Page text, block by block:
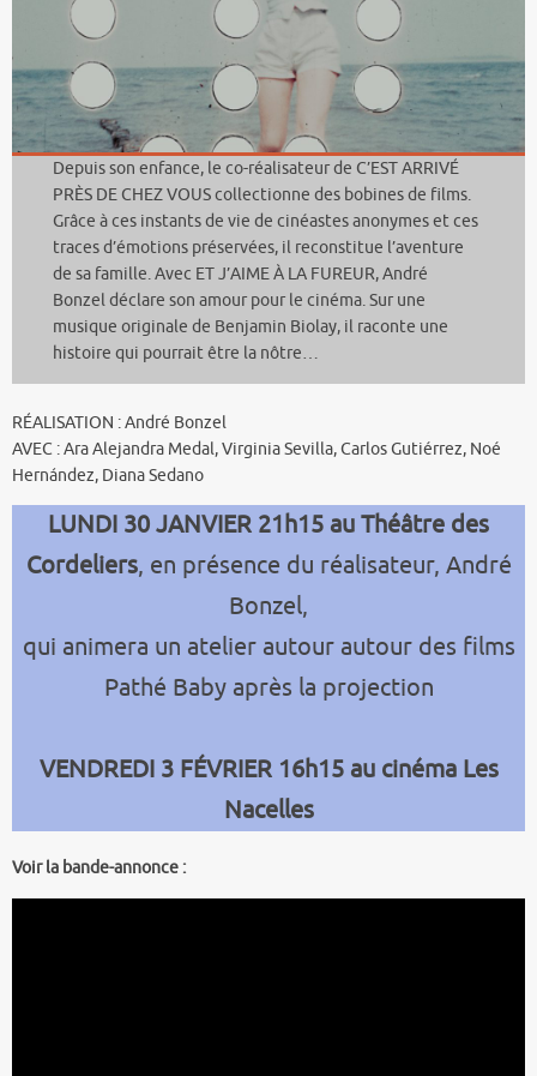
Depuis son enfance, le co-réalisateur de C’EST ARRIVÉ
PRÈS DE CHEZ VOUS collectionne des bobines de films.
Grâce à ces instants de vie de cinéastes anonymes et ces
traces d’émotions préservées, il reconstitue l’aventure
de sa famille. Avec ET J’AIME À LA FUREUR, André
Bonzel déclare son amour pour le cinéma. Sur une
musique originale de Benjamin Biolay, il raconte une
histoire qui pourrait être la nôtre…
RÉALISATION : André Bonzel
AVEC : Ara Alejandra Medal, Virginia Sevilla, Carlos Gutiérrez, Noé
Hernández, Diana Sedano
LUNDI 30 JANVIER 21h15 au Théâtre des
Cordeliers, en présence du réalisateur, André
Bonzel,
qui animera un atelier autour autour des films
Pathé Baby après la projection
VENDREDI 3 FÉVRIER 16h15 au cinéma Les
Nacelles
Voir la bande-annonce :